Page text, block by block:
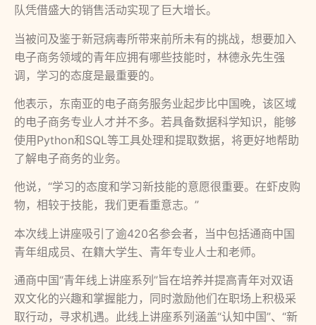
队凭借盛大的销售活动实现了巨大增长。
当被问及鉴于新冠病毒所带来前所未有的挑战，想要加入
电子商务领域的青年应拥有哪些技能时，林德永先生强
调，学习的态度是最重要的。
他表示，东南亚的电子商务服务业起步比中国晚，该区域
的电子商务专业人才并不多。若具备数据科学知识，能够
使用Python和SQL等工具处理和提取数据，将更好地帮助
了解电子商务的业务。
他说，“学习的态度和学习新技能的意愿很重要。在虾皮购
物，相较于技能，我们更看重意志。”
本次线上讲座吸引了逾420名参会者，当中包括通商中国
青年组成员、在籍大学生、青年专业人士和老师。
通商中国“青年线上讲座系列”旨在培养并提高青年对双语
双文化的兴趣和掌握能力，同时激励他们在职场上积极采
取行动，寻求机遇。此线上讲座系列涵盖“认知中国”、“新